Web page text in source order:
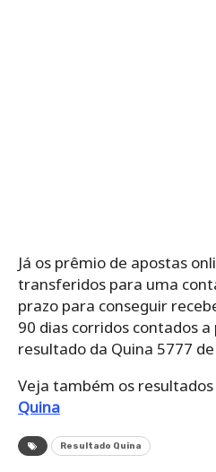
Já os prêmio de apostas
transferidos para uma
prazo para conseguir
90 dias corridos contados
resultado da Quina 5777
Veja também os
Quina
Resultado Quina